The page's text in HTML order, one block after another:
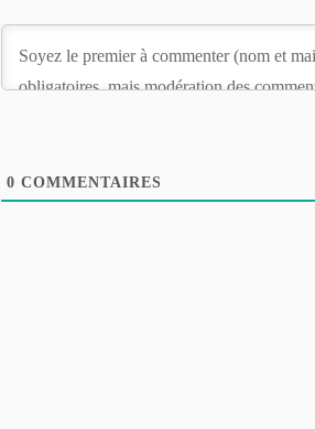
0 COMMENTAIRES